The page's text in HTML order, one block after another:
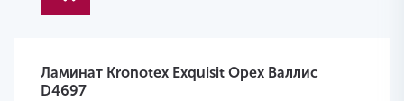
Ламинат Kronotex Exquisit Орех Валлис
D4697